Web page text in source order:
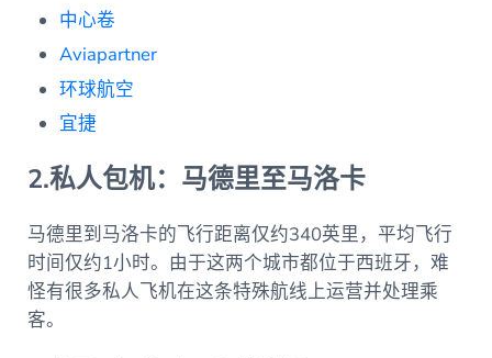
中心卷
Aviapartner
环球航空
宜捷
2.私人包机：马德里至马洛卡
马德里到马洛卡的飞行距离仅约340英里，平均飞行
时间仅约1小时。由于这两个城市都位于西班牙，难
怪有很多私人飞机在这条特殊航线上运营并处理乘
客。